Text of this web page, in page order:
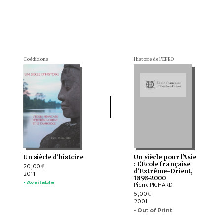
Coéditions
Un siècle d'histoire
20,00 €
2011
• Available
Histoire de l'EFEO
Un siècle pour l'Asie
: L'École française
d'Extrême-Orient,
1898-2000
Pierre PICHARD
5,00 €
2001
• Out of Print